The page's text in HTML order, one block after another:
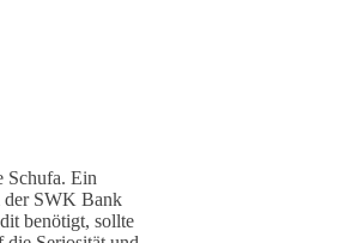
Schufa. Ein
der SWK Bank
benötigt, sollte